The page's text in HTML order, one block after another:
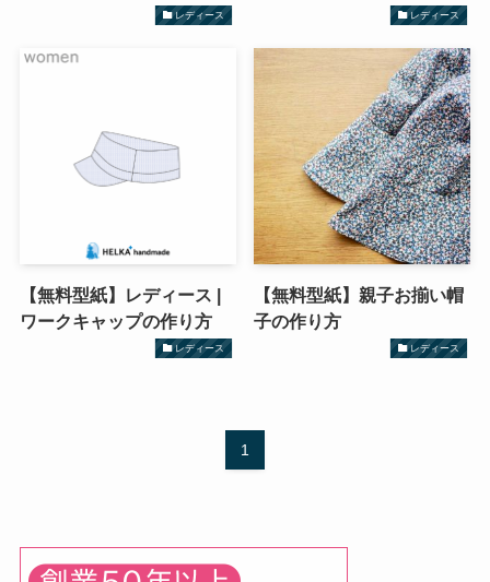
レディース レディース
【無料型紙】レディース |
ワークキャップの作り方
レディース
【無料型紙】親子お揃い帽
子の作り方
レディース
1